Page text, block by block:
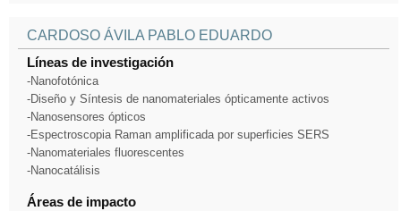
CARDOSO ÁVILA PABLO EDUARDO
Líneas de investigación
-Nanofotónica
-Diseño y Síntesis de nanomateriales ópticamente activos
-Nanosensores ópticos
-Espectroscopia Raman amplificada por superficies SERS
-Nanomateriales fluorescentes
-Nanocatálisis
Áreas de impacto